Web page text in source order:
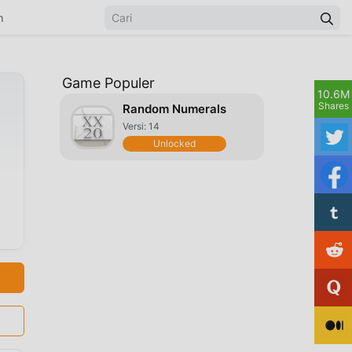
Game Populer
Random Numerals
Versi: 14
Unlocked
10.6M
Shares